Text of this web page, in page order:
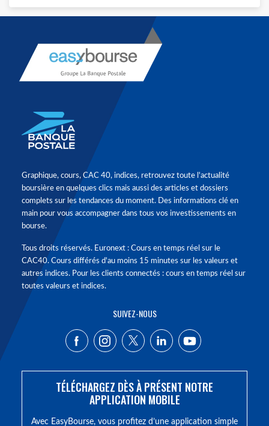
Graphique, cours, CAC 40, indices, retrouvez toute l'actualité
boursière en quelques clics mais aussi des articles et dossiers
complets sur les tendances du moment. Des informations clé en
main pour vous accompagner dans tous vos investissements en
bourse.
Tous droits réservés. Euronext : Cours en temps réel sur le
CAC40. Cours différés d'au moins 15 minutes sur les valeurs et
autres indices. Pour les clients connectés : cours en temps réel sur
toutes valeurs et indices.
SUIVEZ-NOUS
TÉLÉCHARGEZ DÈS À PRÉSENT NOTRE
APPLICATION MOBILE
Avec EasyBourse, vous profitez d’une application simple